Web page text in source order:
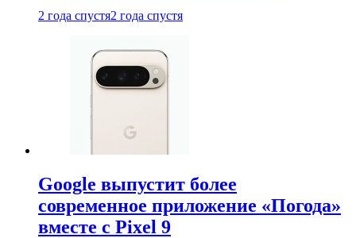
2 года спустя2 года спустя
Google выпустит более
современное приложение «Погода»
вместе с Pixel 9